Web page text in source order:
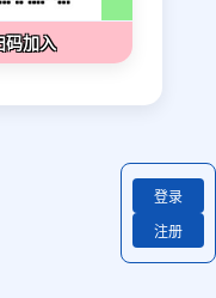
码加入
登录
注册